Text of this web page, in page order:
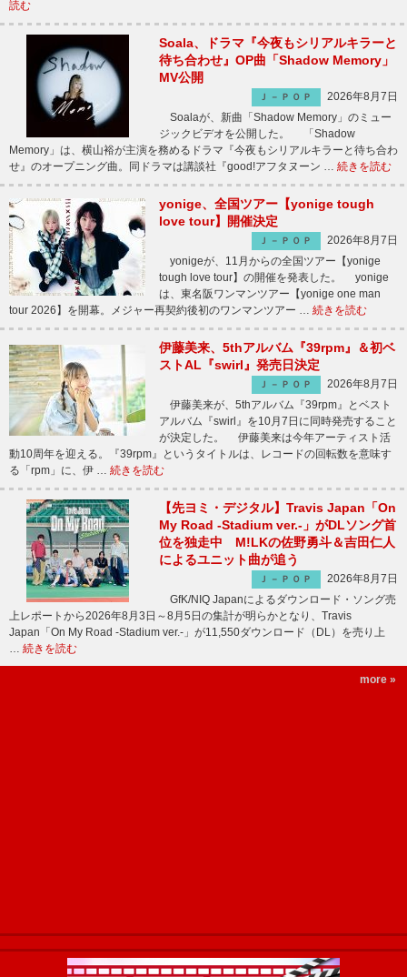
読む
Soala、ドラマ『今夜もシリアルキラーと
待ち合わせ』OP曲「Shadow Memory」
MV公開
Ｊ－ＰＯＰ
2026年8月7日
Soalaが、新曲「Shadow Memory」のミュー
ジックビデオを公開した。 「Shadow
Memory」は、横山裕が主演を務めるドラマ『今夜もシリアルキラーと待ち合わ
せ』のオープニング曲。同ドラマは講談社『good!アフタヌーン … 続きを読む
yonige、全国ツアー【yonige tough
love tour】開催決定
Ｊ－ＰＯＰ
2026年8月7日
yonigeが、11月からの全国ツアー【yonige
tough love tour】の開催を発表した。 yonige
は、東名阪ワンマンツアー【yonige one man
tour 2026】を開幕。メジャー再契約後初のワンマンツアー … 続きを読む
伊藤美来、5thアルバム『39rpm』＆初ベ
ストAL『swirl』発売日決定
Ｊ－ＰＯＰ
2026年8月7日
伊藤美来が、5thアルバム『39rpm』とベスト
アルバム『swirl』を10月7日に同時発売すること
が決定した。 伊藤美来は今年アーティスト活
動10周年を迎える。『39rpm』というタイトルは、レコードの回転数を意味す
る「rpm」に、伊 … 続きを読む
【先ヨミ・デジタル】Travis Japan「On
My Road -Stadium ver.-」がDLソング首
位を独走中 M!LKの佐野勇斗＆吉田仁人
によるユニット曲が追う
Ｊ－ＰＯＰ
2026年8月7日
GfK/NIQ Japanによるダウンロード・ソング売
上レポートから2026年8月3日～8月5日の集計が明らかとなり、Travis
Japan「On My Road -Stadium ver.-」が11,550ダウンロード（DL）を売り上
… 続きを読む
more »